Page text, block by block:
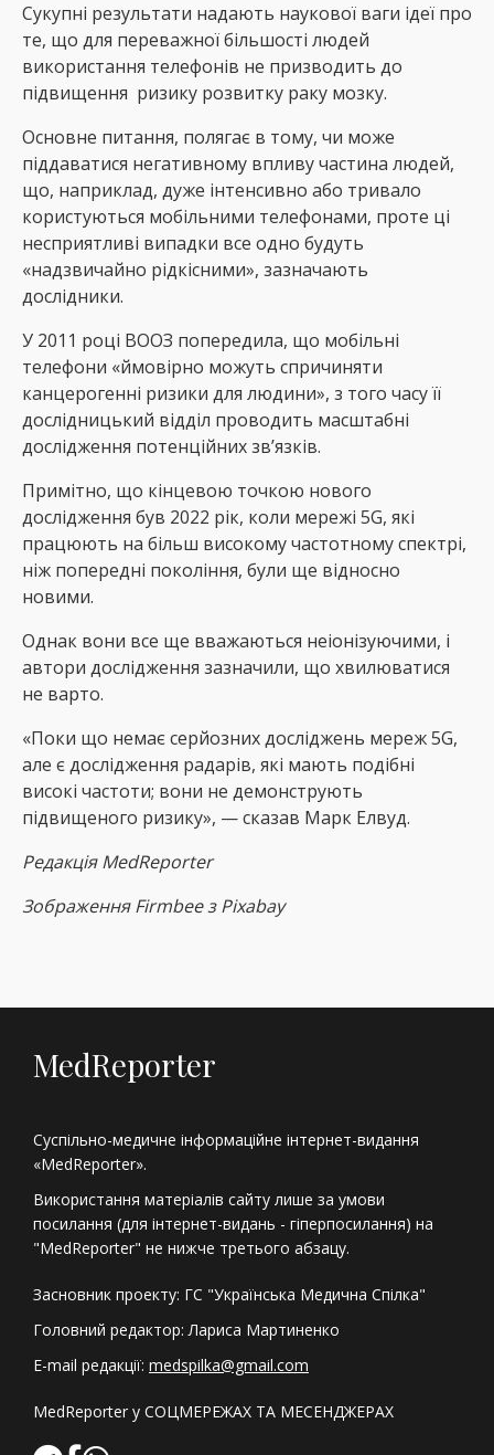
Сукупні результати надають наукової ваги ідеї про
те, що для переважної більшості людей
використання телефонів не призводить до
підвищення ризику розвитку раку мозку.
Основне питання, полягає в тому, чи може
піддаватися негативному впливу частина людей,
що, наприклад, дуже інтенсивно або тривало
користуються мобільними телефонами, проте ці
несприятливі випадки все одно будуть
«надзвичайно рідкісними», зазначають
дослідники.
У 2011 році ВООЗ попередила, що мобільні
телефони «ймовірно можуть спричиняти
канцерогенні ризики для людини», з того часу її
дослідницький відділ проводить масштабні
дослідження потенційних зв’язків.
Примітно, що кінцевою точкою нового
дослідження був 2022 рік, коли мережі 5G, які
працюють на більш високому частотному спектрі,
ніж попередні покоління, були ще відносно
новими.
Однак вони все ще вважаються неіонізуючими, і
автори дослідження зазначили, що хвилюватися
не варто.
«Поки що немає серйозних досліджень мереж 5G,
але є дослідження радарів, які мають подібні
високі частоти; вони не демонструють
підвищеного ризику», — сказав Марк Елвуд.
РедакціяMedReporter
Зображення Firmbee з Pixabay
MedReporter
Суспільно-медичне інформаційне інтернет-видання
«MedReporter».
Використання матеріалів сайту лише за умови
посилання (для інтернет-видань - гіперпосилання) на
"MedReporter" не нижче третього абзацу.
Засновник проекту: ГС "Українська Медична Спілка"
Головний редактор: Лариса Мартиненко
E-mail редакції: medspilka@gmail.com
MedReporter у СОЦМЕРЕЖАХ ТА МЕСЕНДЖЕРАХ